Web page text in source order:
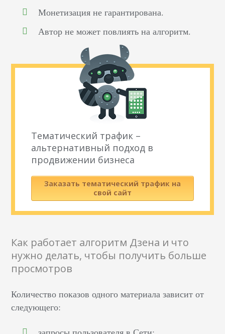
Монетизация не гарантирована.
Автор не может повлиять на алгоритм.
Тематический трафик –
альтернативный подход в
продвижении бизнеса
Заказать тематический трафик на
свой сайт
Как работает алгоритм Дзена и что
нужно делать, чтобы получить больше
просмотров
Количество показов одного материала зависит от
следующего: